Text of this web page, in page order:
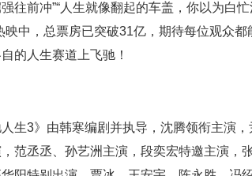
往前冲”“人生就像翻起的车盖，你以为白
映中，总票房已突破31亿，期待每位观众
的人生赛道上飞驰！
生3》由韩寒编剧并执导，沈腾领衔主演
范丞丞、孙艺洲主演，段奕宏特邀主演，